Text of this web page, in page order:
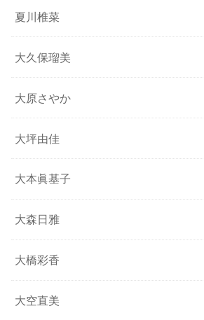
夏川椎菜
大久保瑠美
大原さやか
大坪由佳
大本眞基子
大森日雅
大橋彩香
大空直美